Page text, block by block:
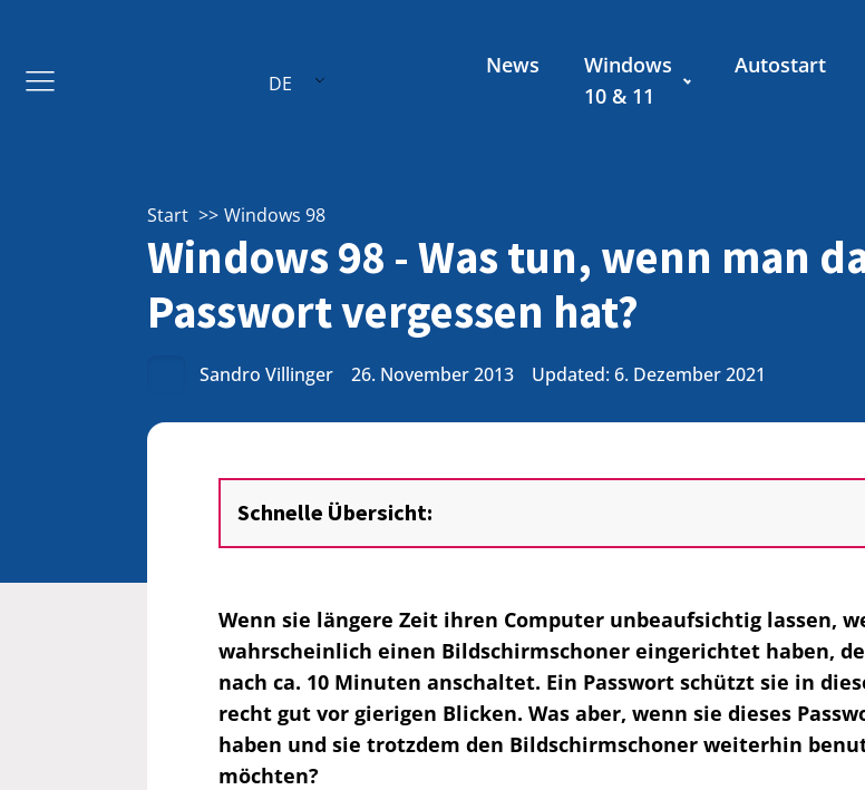
DE
News
Windows
10 & 11
Autostart
Start Windows 98
Windows 98 - Was tun, wenn man
Passwort vergessen hat?
Sandro Villinger 26. November 2013 Updated: 6. Dezember 2021
Schnelle Übersicht:
Wenn sie längere Zeit ihren Computer unbeaufsichtig lassen,
wahrscheinlich einen Bildschirmschoner eingerichtet haben,
nach ca. 10 Minuten anschaltet. Ein Passwort schützt sie in
recht gut vor gierigen Blicken. Was aber, wenn sie dieses
haben und sie trotzdem den Bildschirmschoner weiterhin
möchten?